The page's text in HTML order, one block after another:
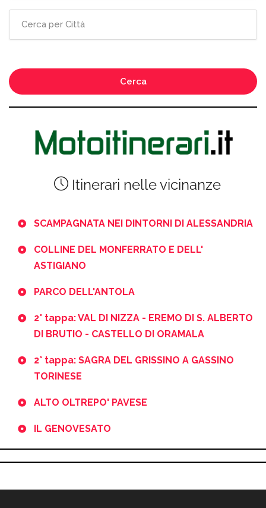
Cerca
Itinerari nelle vicinanze
SCAMPAGNATA NEI DINTORNI DI ALESSANDRIA
COLLINE DEL MONFERRATO E DELL'
ASTIGIANO
PARCO DELL'ANTOLA
2° tappa: VAL DI NIZZA - EREMO DI S. ALBERTO
DI BRUTIO - CASTELLO DI ORAMALA
2° tappa: SAGRA DEL GRISSINO A GASSINO
TORINESE
ALTO OLTREPO' PAVESE
IL GENOVESATO